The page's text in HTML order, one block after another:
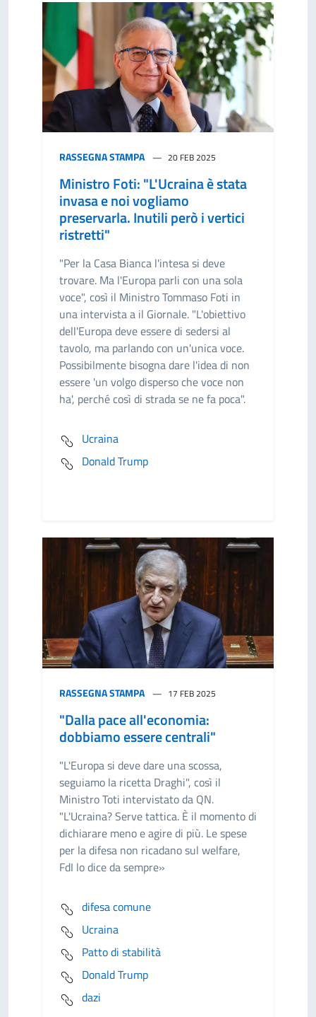
RASSEGNA STAMPA 20 FEB 2025
Ministro Foti: "L'Ucraina è stata
invasa e noi vogliamo
preservarla. Inutili però i vertici
ristretti"
"Per la Casa Bianca l'intesa si deve
trovare. Ma l'Europa parli con una sola
voce", così il Ministro Tommaso Foti in
una intervista a il Giornale. "L'obiettivo
dell'Europa deve essere di sedersi al
tavolo, ma parlando con un'unica voce.
Possibilmente bisogna dare l'idea di non
essere 'un volgo disperso che voce non
ha', perché così di strada se ne fa poca".
Ucraina
Donald Trump
RASSEGNA STAMPA 17 FEB 2025
"Dalla pace all'economia:
dobbiamo essere centrali"
"L'Europa si deve dare una scossa,
seguiamo la ricetta Draghi", così il
Ministro Toti intervistato da QN.
"L'Ucraina? Serve tattica. È il momento di
dichiarare meno e agire di più. Le spese
per la difesa non ricadano sul welfare,
FdI lo dice da sempre»
difesa comune
Ucraina
Patto di stabilità
Donald Trump
dazi